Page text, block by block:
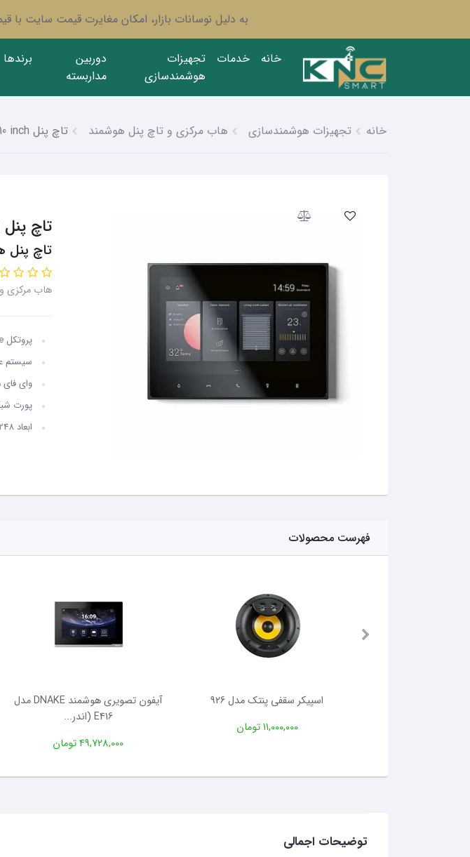
به دلیل نوسانات بازار، امکان مغایرت قیمت سایت
خانه خدمات
تجهیزات
هوشمندسازی
دوربین
مداربسته
برندها
خانه تجهیزات هوشمندسازی هاب مرکزی و تاچ پنل هوشمند تاچ پنل Mixpad Plus 10 inch اورویبو
تاچ پنل Mixpad Plus 10 inch اورویبو
تاچ پنل
هاب مرکزی
پروتکل zigbee
سیستم
وای فای
پورت شبکه
ابعاد 248*184*11.2 mm
فهرست محصولات
اسپیکر سقفی پنتک مدل 926
11,000,000 تومان
آیفون تصویری هوشمند DNAKE مدل
E416 (اندر...
49,728,000 تومان
توضیحات اجمالی